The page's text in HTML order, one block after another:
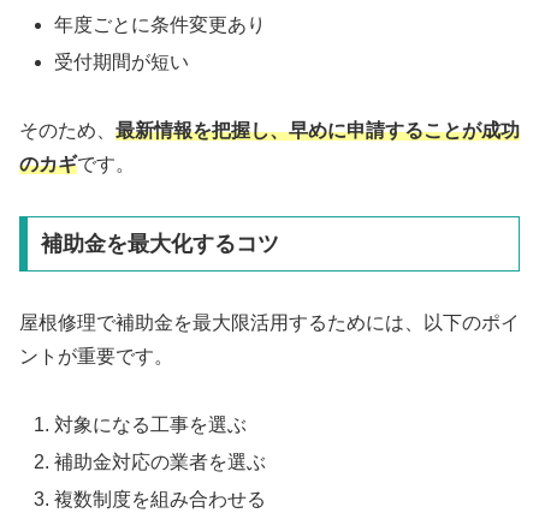
年度ごとに条件変更あり
受付期間が短い
そのため、 最新情報を把握し、早めに申請することが成功
のカギです。
補助金を最大化するコツ
屋根修理で補助金を最大限活用するためには、以下のポイ
ントが重要です。
対象になる工事を選ぶ
補助金対応の業者を選ぶ
複数制度を組み合わせる